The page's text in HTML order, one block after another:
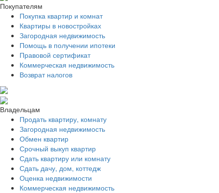
Покупателям
Покупка квартир и комнат
Квартиры в новостройках
Загородная недвижимость
Помощь в получении ипотеки
Правовой сертификат
Коммерческая недвижимость
Возврат налогов
Владельцам
Продать квартиру, комнату
Загородная недвижимость
Обмен квартир
Срочный выкуп квартир
Сдать квартиру или комнату
Сдать дачу, дом, коттедж
Оценка недвижимости
Коммерческая недвижимость